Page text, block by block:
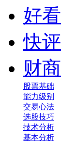
好看
快评
财商
股票基础
能力级别
交易心法
选股技巧
技术分析
基本分析